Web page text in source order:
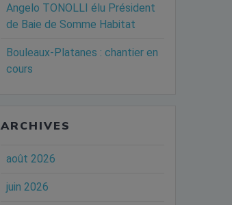
Angelo TONOLLI élu Président
de Baie de Somme Habitat
Bouleaux-Platanes : chantier en
cours
ARCHIVES
août 2026
juin 2026